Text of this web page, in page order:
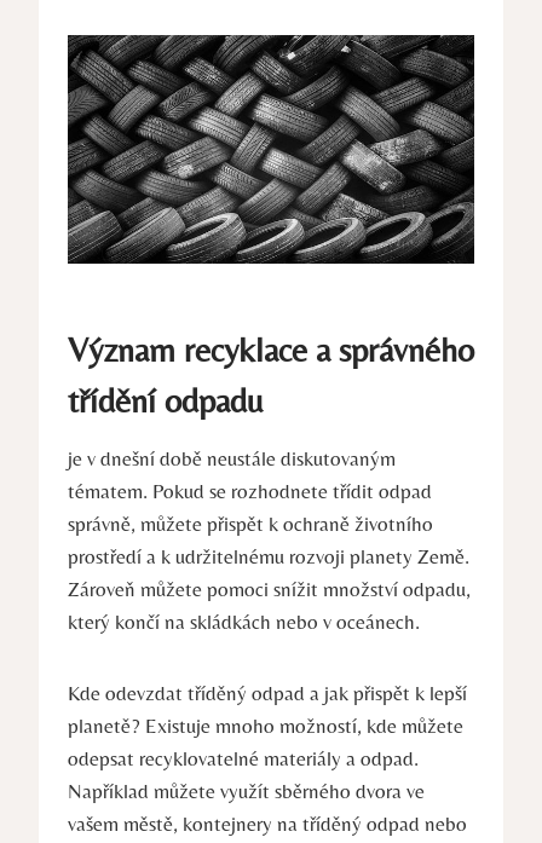
Význam recyklace a správného
třídění odpadu
je v dnešní době neustále diskutovaným
tématem. Pokud se rozhodnete třídit odpad
správně, můžete přispět k ochraně životního
prostředí a k udržitelnému rozvoji planety Země.
Zároveň můžete pomoci snížit množství odpadu,
který končí na skládkách nebo v oceánech.
Kde odevzdat tříděný odpad a jak přispět k lepší
planetě? Existuje mnoho možností, kde můžete
odepsat recyklovatelné materiály a odpad.
Například můžete využít sběrného dvora ve
vašem městě, kontejnery na tříděný odpad nebo